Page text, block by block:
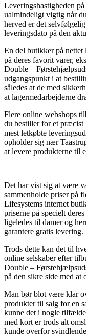
Leveringshastigheden
ualmindeligt vigtig når
herved er det
leveringsdato på den
En del butikker på
på deres favorit varer,
Double –
udgangspunkt i at
således at de med
at lagermedarbejderne
Flere online webshops
du bestiller for et præcist
mest letkøbte
opholder sig nær
at levere produkterne til
Det har vist sig at være
sammenholde priser på
Lifesystems internet
priserne på specielt
ligeledes til damer og
garantere gratis levering.
Trods dette kan det til
online selskaber efter
Double –
på den sikre side med at
Man bør blot være klar
produkter til salg for en
kunne det i nogle
med kort er trods alt
kunde overfor